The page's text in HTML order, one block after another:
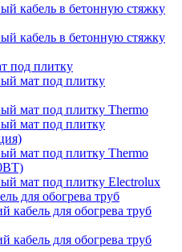
кабель в бетонную стяжку
кабель в бетонную стяжку
под плитку
мат под плитку
мат под плитку Thermo
мат под плитку
мат под плитку Thermo
мат под плитку Electrolux
для обогрева труб
кабель для обогрева труб
кабель для обогрева труб